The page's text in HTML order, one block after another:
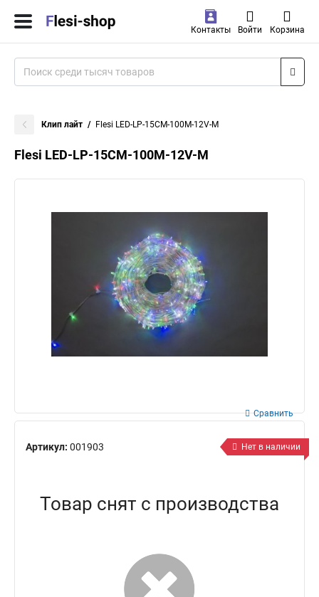
Контакты Войти Корзина
Клип лайт Flesi LED-LP-15СМ-100M-12V-M
Flesi LED-LP-15СМ-100M-12V-M
Артикул: 001903
Сравнить
Нет в наличии
Товар снят с производства